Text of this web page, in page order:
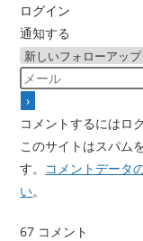
ログイン
通知する
コメントするにはロ
このサイトはスパム
す。 コメントデータ
い。
67 コメント